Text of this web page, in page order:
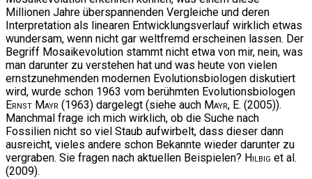
Millionen Jahre überspannenden Vergleiche und deren
Interpretation als linearen Entwicklungsverlauf wirklich etwas
wundersam, wenn nicht gar weltfremd erscheinen lassen. Der
Begriff Mosaikevolution stammt nicht etwa von mir, nein, was
man darunter zu verstehen hat und was heute von vielen
ernstzunehmenden modernen Evolutionsbiologen diskutiert
wird, wurde schon 1963 vom berühmten Evolutionsbiologen
Ernst Mayr (1963) dargelegt (siehe auch Mayr, E. (2005)).
Manchmal frage ich mich wirklich, ob die Suche nach
Fossilien nicht so viel Staub aufwirbelt, dass dieser dann
ausreicht, vieles andere schon Bekannte wieder darunter zu
vergraben. Sie fragen nach aktuellen Beispielen? Hilbig et al.
(2009).